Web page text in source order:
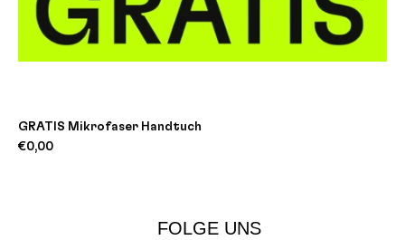
GRATIS Mikrofaser Handtuch
€0,00
FOLGE UNS